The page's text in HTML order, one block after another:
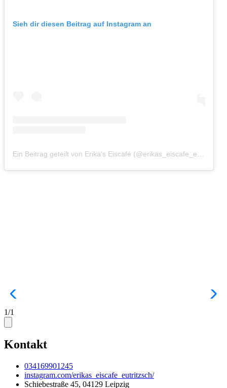
Sieh dir diesen Beitrag auf Instagram an
1/1
Kontakt
034169901245
instagram.com/erikas_eiscafe_eutritzsch/
Schiebestraße 45, 04129 Leipzig